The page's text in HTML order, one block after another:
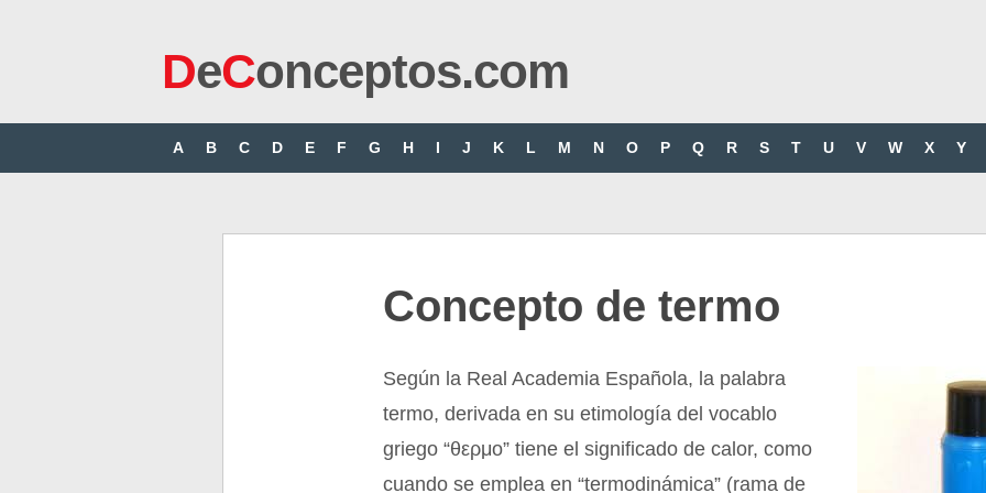
DeConceptos.com
A B C D E F G H I J K L M N O P Q R S T U V W X Y
Concepto de termo
Según la Real Academia Española, la palabra
termo, derivada en su etimología del vocablo
griego “θερμο” tiene el significado de calor, como
cuando se emplea en “termodinámica” (rama de